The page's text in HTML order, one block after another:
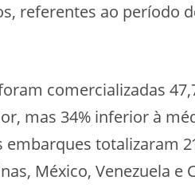
referentes ao período
comercializadas
mas 34% inferior à
embarques totalizaram
México, Venezuela e